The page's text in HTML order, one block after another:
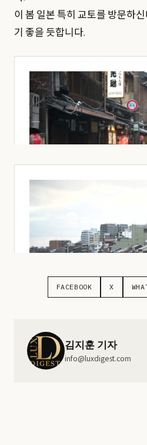
이 봄 일본 특히 교토를 방문하
기 좋을 듯합니다.
FACEBOOK X
김지훈 기자
info@luxdigest.com